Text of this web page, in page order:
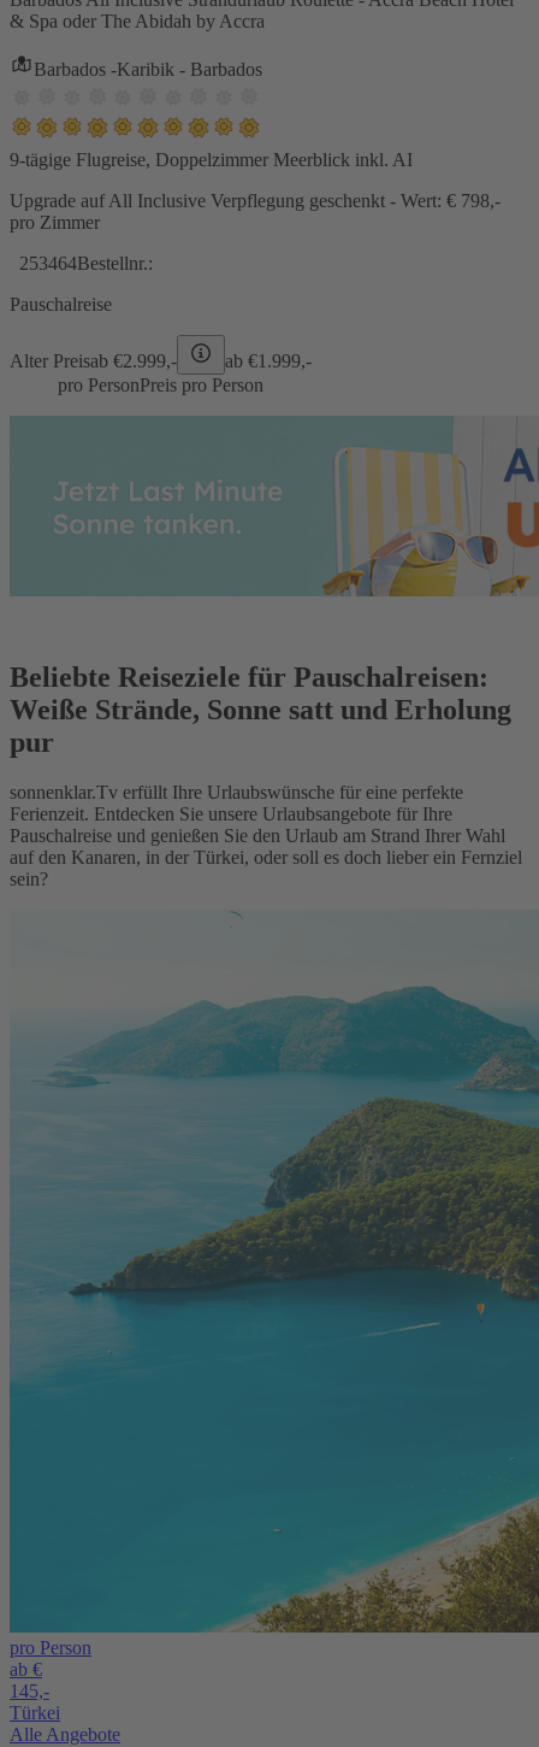
& Spa oder The Abidah by Accra
Barbados -Karibik - Barbados
9-tägige Flugreise, Doppelzimmer Meerblick inkl. AI
Upgrade auf All Inclusive Verpflegung geschenkt - Wert: € 798,-
pro Zimmer
253464Bestellnr.:
Pauschalreise
Alter Preisab €2.999,- ab €1.999,-
pro PersonPreis pro Person
Beliebte Reiseziele für Pauschalreisen:
Weiße Strände, Sonne satt und Erholung
pur
sonnenklar.Tv erfüllt Ihre Urlaubswünsche für eine perfekte
Ferienzeit. Entdecken Sie unsere Urlaubsangebote für Ihre
Pauschalreise und genießen Sie den Urlaub am Strand Ihrer Wahl
auf den Kanaren, in der Türkei, oder soll es doch lieber ein Fernziel
sein?
pro Person
ab €
145,-
Türkei
Alle Angebote